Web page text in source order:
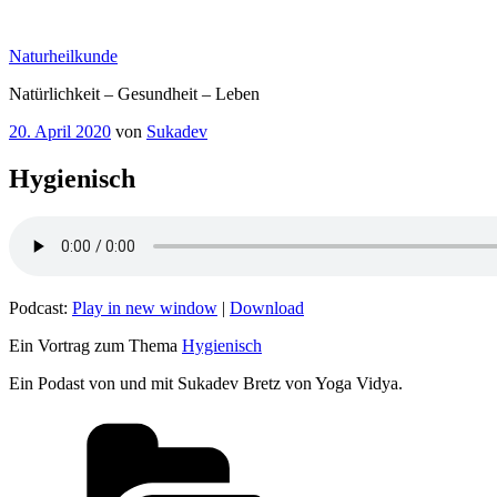
springen
Naturheilkunde
Natürlichkeit – Gesundheit – Leben
Veröffentlicht
20. April 2020 von Sukadev
Hygienisch
Podcast: Play in new window | Download
Ein Vortrag zum Thema Hygienisch
Ein Podast von und mit Sukadev Bretz von Yoga Vidya.